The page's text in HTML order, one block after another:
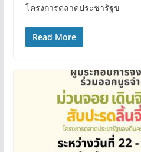
โครงการตลาดประชารัฐข
Read More